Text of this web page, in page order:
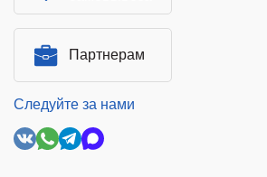
Партнерам
Следуйте за нами